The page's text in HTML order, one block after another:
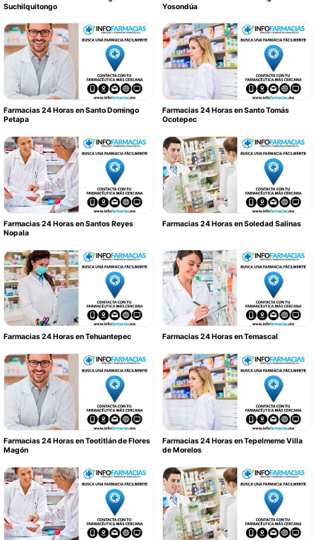
Suchilquitongo
Yosondúa
Farmacias 24 Horas en Santo Domingo
Petapa
Farmacias 24 Horas en Santo Tomás
Ocotepec
Farmacias 24 Horas en Santos Reyes
Nopala
Farmacias 24 Horas en Soledad Salinas
Farmacias 24 Horas en Tehuantepec Farmacias 24 Horas en Temascal
Farmacias 24 Horas en Teotitlán de Flores
Magón
Farmacias 24 Horas en Tepelmeme Villa
de Morelos